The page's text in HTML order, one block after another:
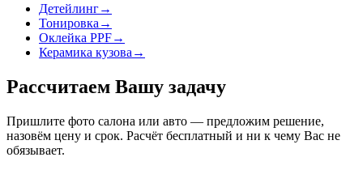
Детейлинг→
Тонировка →
Оклейка PPF→
Керамика кузова →
Рассчитаем Вашу задачу
Пришлите фото салона или авто — предложим решение,
назовём цену и срок. Расчёт бесплатный и ни к чему Вас не
обязывает.